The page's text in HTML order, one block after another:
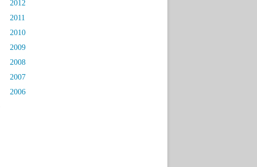
2012
2011
2010
2009
2008
2007
2006